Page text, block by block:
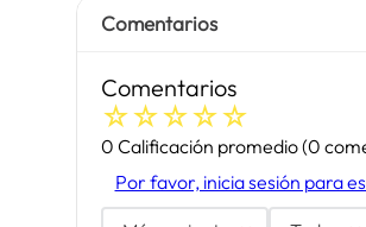
Comentarios
Comentarios
☆☆☆☆☆
0 Calificación promedio(0
Por favor, inicia sesión para